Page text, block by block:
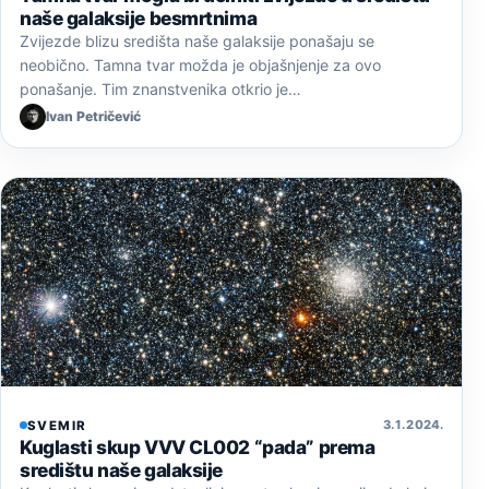
naše galaksije besmrtnima
Zvijezde blizu središta naše galaksije ponašaju se
neobično. Tamna tvar možda je objašnjenje za ovo
ponašanje. Tim znanstvenika otkrio je…
Ivan Petričević
SVEMIR 3. 1. 2024.
Kuglasti skup VVV CL002 “pada” prema
središtu naše galaksije